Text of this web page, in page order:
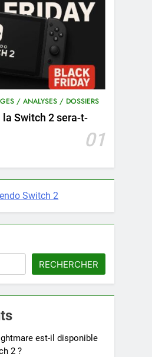
/ ANALYSES / DOSSIERS
la Switch 2 sera-t-
01
Switch 2
RECHERCHER
est-il disponible
2 ?